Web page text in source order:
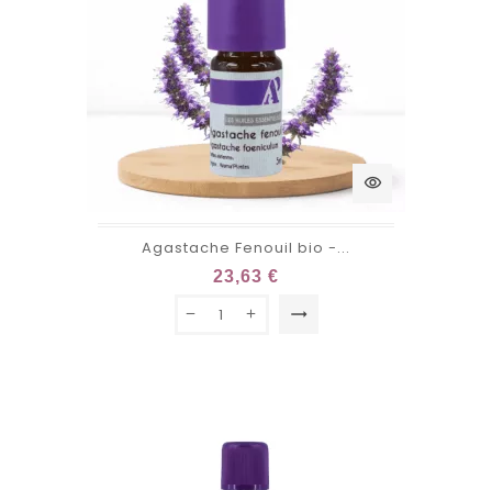
visibility
Agastache Fenouil bio -...
23,63 €
trending_flat